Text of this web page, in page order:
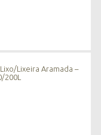
Lixeira Aramada –
200L